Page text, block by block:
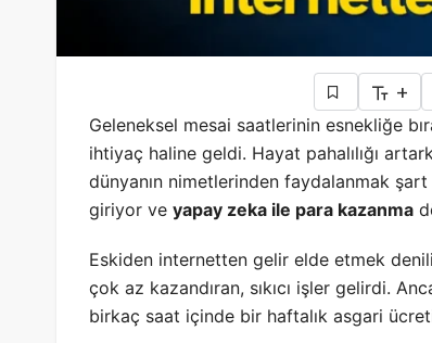
+
Geleneksel mesai saatlerinin esnekliğe
ihtiyaç haline geldi. Hayat pahalılığı
dünyanın nimetlerinden faydalanmak
giriyor ve yapay zeka ile para kazanma
Eskiden internetten gelir elde etmek
çok az kazandıran, sıkıcı işler gelirdi.
birkaç saat içinde bir haftalık asgari